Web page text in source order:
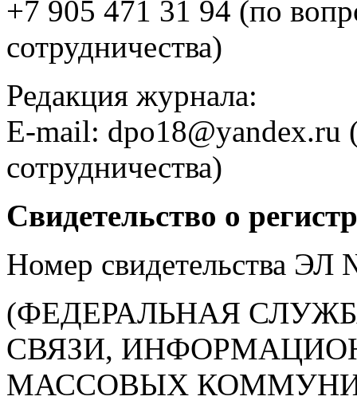
+7 905 471 31 94 (по
сотрудничества)
Редакция журнала:
E-mail: dpo18@yandex.ru
сотрудничества)
Свидетельство о
Номер свидетельства
(ФЕДЕРАЛЬНАЯ
СВЯЗИ,
МАССОВЫХ